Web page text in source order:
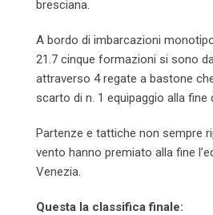
bresciana.
A bordo di imbarcazioni monotipo
21.7 cinque formazioni si sono
attraverso 4 regate a bastone
scarto di n. 1 equipaggio alla fine
Partenze e tattiche non sempre
vento hanno premiato alla fine
Venezia.
Questa la classifica finale: